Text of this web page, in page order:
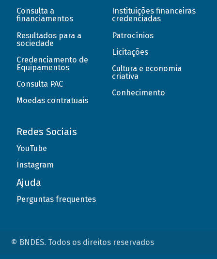
Consulta a
financiamentos
Resultados para a
sociedade
Credenciamento de
Equipamentos
Consulta PAC
Moedas contratuais
Instituições financeiras
credenciadas
Patrocínios
Licitações
Cultura e economia
criativa
Conhecimento
Redes Sociais
YouTube
Instagram
Ajuda
Perguntas frequentes
© BNDES. Todos os direitos reservados